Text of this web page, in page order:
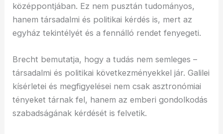
középpontjában. Ez nem pusztán tudományos,
hanem társadalmi és politikai kérdés is, mert az
egyház tekintélyét és a fennálló rendet fenyegeti.
Brecht bemutatja, hogy a tudás nem semleges –
társadalmi és politikai következményekkel jár. Galilei
kísérletei és megfigyelései nem csak asztronómiai
tényeket tárnak fel, hanem az emberi gondolkodás
szabadságának kérdését is felvetik.